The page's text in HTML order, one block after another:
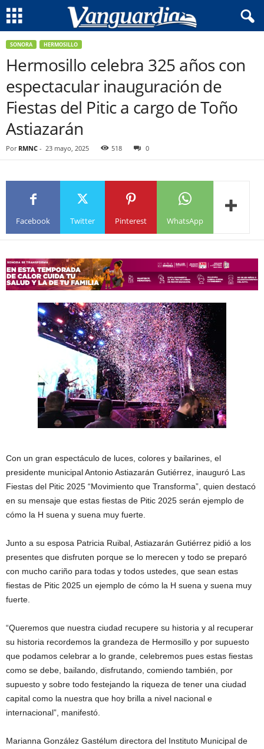
SONORA HERMOSILLO
Hermosillo celebra 325 años con
espectacular inauguración de
Fiestas del Pitic a cargo de Toño
Astiazarán
Por RMNC - 23 mayo, 2025 518 0
Facebook Twitter Pinterest WhatsApp
Con un gran espectáculo de luces, colores y bailarines, el
presidente municipal Antonio Astiazarán Gutiérrez, inauguró Las
Fiestas del Pitic 2025 “Movimiento que Transforma”, quien destacó
en su mensaje que estas fiestas de Pitic 2025 serán ejemplo de
cómo la H suena y suena muy fuerte.
Junto a su esposa Patricia Ruibal, Astiazarán Gutiérrez pidió a los
presentes que disfruten porque se lo merecen y todo se preparó
con mucho cariño para todas y todos ustedes, que sean estas
fiestas de Pitic 2025 un ejemplo de cómo la H suena y suena muy
fuerte.
“Queremos que nuestra ciudad recupere su historia y al recuperar
su historia recordemos la grandeza de Hermosillo y por supuesto
que podamos celebrar a lo grande, celebremos pues estas fiestas
como se debe, bailando, disfrutando, comiendo también, por
supuesto y sobre todo festejando la riqueza de tener una ciudad
capital como la nuestra que hoy brilla a nivel nacional e
internacional”, manifestó.
Marianna González Gastélum directora del Instituto Municipal de